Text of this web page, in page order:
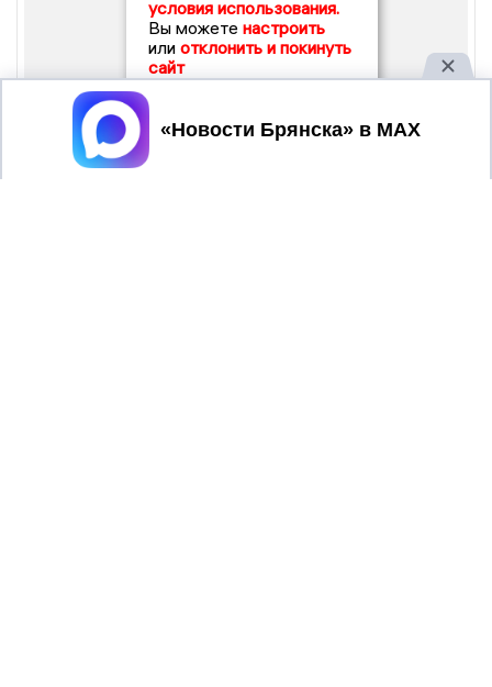
условия использования.
Вы можете настроить
или отклонить и покинуть
сайт
Принять